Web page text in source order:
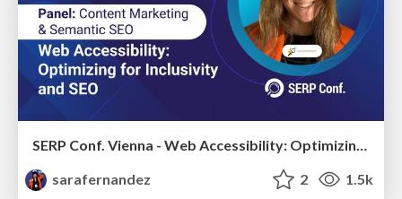
SERP Conf. Vienna - Web Accessibility: Optimizing for Inclusivity and SEO
sarafernandez
2 1.5k